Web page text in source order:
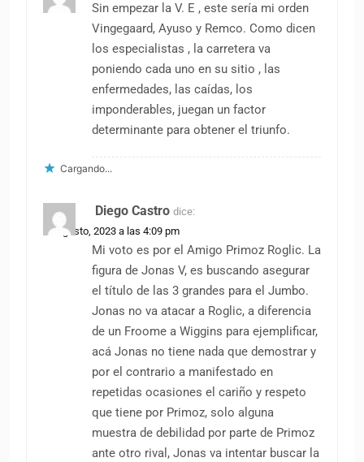
Sin empezar la V. E , este sería mi orden
Vingegaard, Ayuso y Remco. Como dicen
los especialistas , la carretera va
poniendo cada uno en su sitio , las
enfermedades, las caídas, los
imponderables, juegan un factor
determinante para obtener el triunfo.
Cargando...
Diego Castro dice:
22 agosto, 2023 a las 4:09 pm
Mi voto es por el Amigo Primoz Roglic. La
figura de Jonas V, es buscando asegurar
el título de las 3 grandes para el Jumbo.
Jonas no va atacar a Roglic, a diferencia
de un Froome a Wiggins para ejemplificar,
acá Jonas no tiene nada que demostrar y
por el contrario a manifestado en
repetidas ocasiones el cariño y respeto
que tiene por Primoz, solo alguna
muestra de debilidad por parte de Primoz
ante otro rival, Jonas va intentar buscar la